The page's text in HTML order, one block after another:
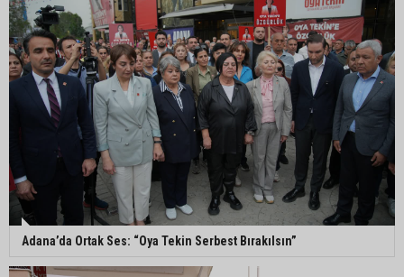
MHP Adana İl Başkanı Hakan Yıldırım:
“Liderimize dil uzatmak sizin haddinize değildir”
Adanalı 13 yaşındaki Ela Nur şelalede hayatını
kaybetti
Adanalı NASA astronotu Deniz Burnham uzaya
gidiyor
Adana’da Ortak Ses: “Oya Tekin Serbest Bırakılsın”